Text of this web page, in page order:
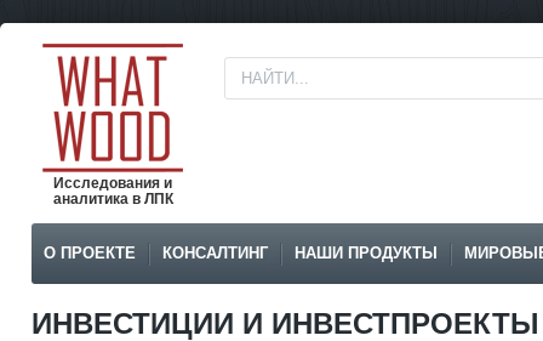
Исследования и
аналитика в ЛПК
О ПРОЕКТЕ КОНСАЛТИНГ НАШИ ПРОДУКТЫ
ИНВЕСТИЦИИ И